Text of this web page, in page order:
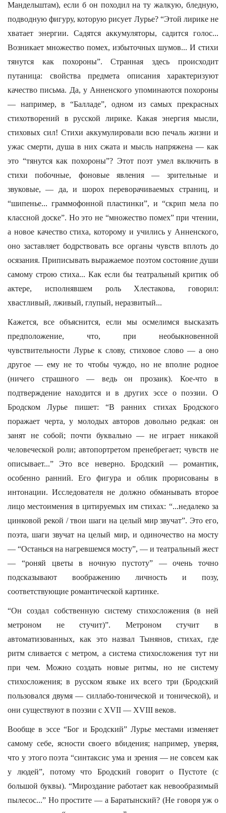
Мандельштам), если б он походил на ту жалкую, бледную,
подводную фигуру, которую рисует Лурье? “Этой лирике не
хватает энергии. Садятся аккумуляторы, садится голос...
Возникает множество помех, избыточных шумов... И стихи
тянутся как похороны”. Странная здесь происходит
путаница: свойства предмета описания характеризуют
качество письма. Да, у Анненского упоминаются похороны
— например, в “Балладе”, одном из самых прекрасных
стихотворений в русской лирике. Какая энергия мысли,
стиховых сил! Стихи аккумулировали всю печаль жизни и
ужас смерти, душа в них сжата и мысль напряжена — как
это “тянутся как похороны”? Этот поэт умел включить в
стихи побочные, фоновые явления — зрительные и
звуковые, — да, и шорох переворачиваемых страниц, и
“шипенье... граммофонной пластинки”, и “скрип мела по
классной доске”. Но это не “множество помех” при чтении,
а новое качество стиха, которому и учились у Анненского,
оно заставляет бодрствовать все органы чувств вплоть до
осязания. Приписывать выражаемое поэтом состояние души
самому строю стиха... Как если бы театральный критик об
актере, исполнявшем роль Хлестакова, говорил:
хвастливый, лживый, глупый, неразвитый...
Кажется, все объяснится, если мы осмелимся высказать
предположение, что, при необыкновенной
чувствительности Лурье к слову, стиховое слово — а оно
другое — ему не то чтобы чуждо, но не вполне родное
(ничего страшного — ведь он прозаик). Кое-что в
подтверждение находится и в других эссе о поэзии. О
Бродском Лурье пишет: “В ранних стихах Бродского
поражает черта, у молодых авторов довольно редкая: он
занят не собой; почти буквально — не играет никакой
человеческой роли; автопортретом пренебрегает; чувств не
описывает...” Это все неверно. Бродский — романтик,
особенно ранний. Его фигура и облик прорисованы в
интонации. Исследователя не должно обманывать второе
лицо местоимения в цитируемых им стихах: “...недалеко за
цинковой рекой / твои шаги на целый мир звучат”. Это его,
поэта, шаги звучат на целый мир, и одиночество на мосту
— “Останься на нагревшемся мосту”, — и театральный жест
— “роняй цветы в ночную пустоту” — очень точно
подсказывают воображению личность и позу,
соответствующие романтической картинке.
“Он создал собственную систему стихосложения (в ней
метроном не стучит)”. Метроном стучит в
автоматизованных, как это назвал Тынянов, стихах, где
ритм сливается с метром, а система стихосложения тут ни
при чем. Можно создать новые ритмы, но не систему
стихосложения; в русском языке их всего три (Бродский
пользовался двумя — силлабо-тонической и тонической), и
они существуют в поэзии с XVII — XVIII веков.
Вообще в эссе “Бог и Бродский” Лурье местами изменяет
самому себе, ясности своего вбидения; например, уверяя,
что у этого поэта “синтаксис ума и зрения — не совсем как
у людей”, потому что Бродский говорит о Пустоте (с
большой буквы). “Мироздание работает как невообразимый
пылесос...” Но простите — а Баратынский? (Не говоря уж о